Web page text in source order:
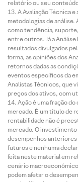
relatório ou seu
A Avaliação Técnica
metodologias de
como tendência,
entre outros. Já a
resultados divulgados
forma, as opiniões dos
retornos dadas as
eventos específicos da
Analistas Técnicos, que
preços dos ativos, com
Ação é uma fração
mercado. É um título de
rentabilidade não é
mercado. O
desempenhos
futuros e nenhuma
feita neste material em
cenário
podem afetar o